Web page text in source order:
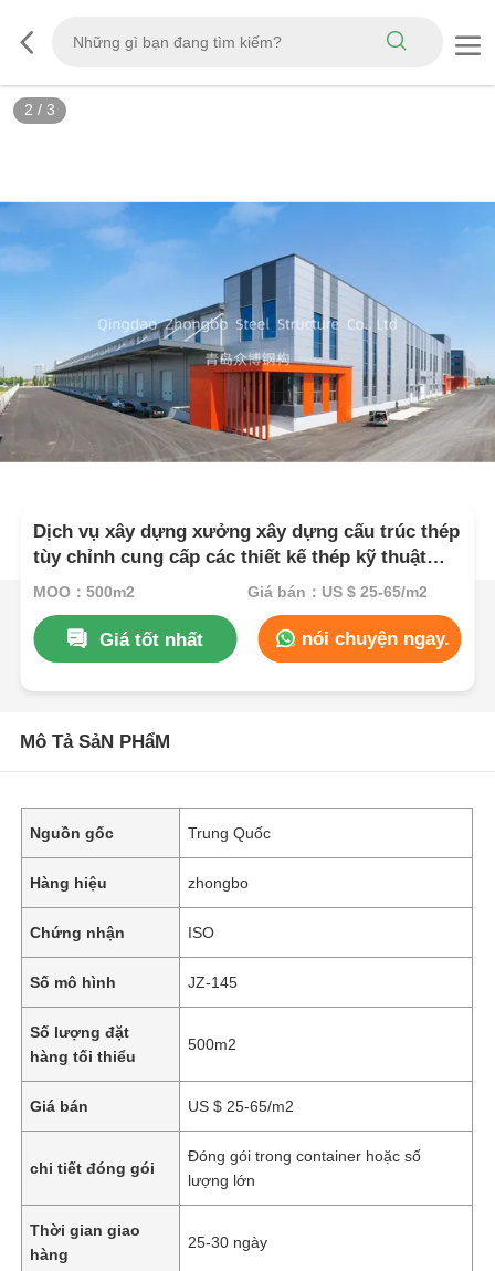
3 / 3
Dịch vụ xây dựng xưởng xây dựng cấu trúc thép
tùy chỉnh cung cấp các thiết kế thép kỹ thuật
trước để sử dụng không gian bền vững và công
MOQ：500m2 Giá bán：US $ 25-65/m2
Giá tốt nhất nói chuyện ngay.
Mô Tả SảN PHẩM
Nguồn gốc Trung Quốc
Hàng hiệu zhongbo
Chứng nhận ISO
Số mô hình JZ-145
Số lượng đặt
hàng tối thiểu
500m2
Giá bán US $ 25-65/m2
chi tiết đóng gói
Đóng gói trong container hoặc số
lượng lớn
Thời gian giao
hàng
25-30 ngày